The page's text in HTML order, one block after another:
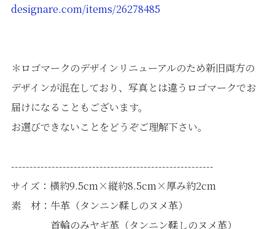
designare.com/items/26278485
＊ロゴマークのデザインリニューアルのため新旧両方の
デザインが混在しており、写真とは違うロゴマークでお
届けになることもございます。
お選びできないことをどうぞご理解下さい。
-------------------------------------------------------
サイズ：横約9.5cm×縦約8.5cm×厚み約2cm
素 材：牛革（タンニン鞣しのヌメ革）
首輪のみヤギ革（タンニン鞣しのヌメ革）